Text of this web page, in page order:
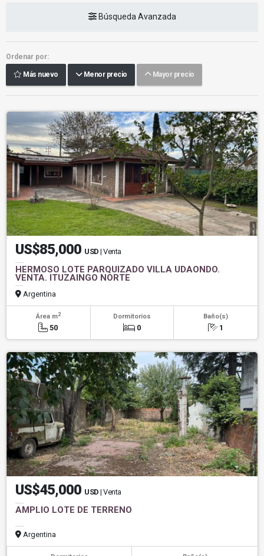
Búsqueda Avanzada
Ordenar por:
Más nuevo Menor precio Mayor precio
US$85,000 USD | Venta
HERMOSO LOTE PARQUIZADO VILLA UDAONDO.
VENTA. ITUZAINGO NORTE
Argentina
Área m2
50
Dormitorios
0
Baño(s)
1
US$45,000 USD | Venta
AMPLIO LOTE DE TERRENO
Argentina